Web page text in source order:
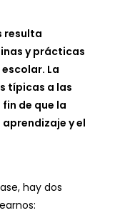
resulta
y prácticas
La
típicas a las
de que la
y el
hay dos